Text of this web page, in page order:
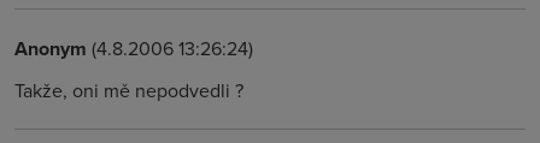
Anonym (4.8.2006 13:26:24)
Takže, oni mě nepodvedli ?